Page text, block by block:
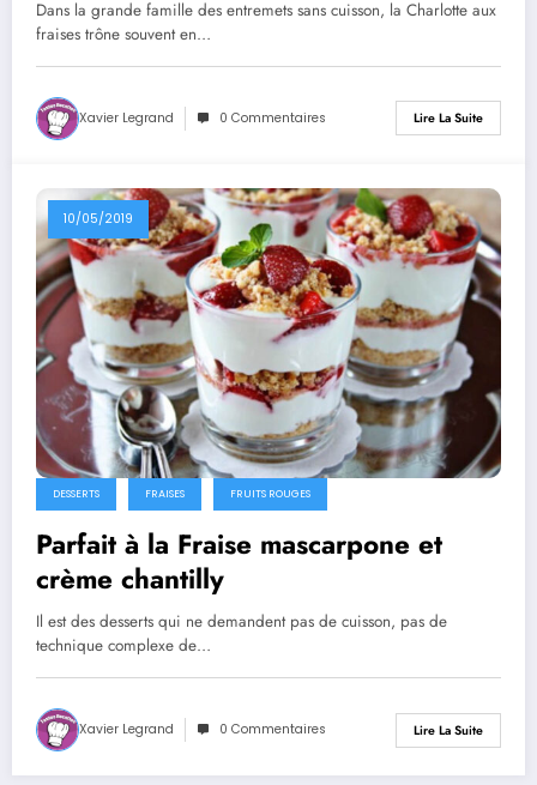
Dans la grande famille des entremets sans cuisson, la Charlotte aux
fraises trône souvent en…
Xavier Legrand 0 Commentaires Lire La Suite
10/05/2019
DESSERTS FRAISES FRUITS ROUGES
Parfait à la Fraise mascarpone et
crème chantilly
Il est des desserts qui ne demandent pas de cuisson, pas de
technique complexe de…
Xavier Legrand 0 Commentaires Lire La Suite